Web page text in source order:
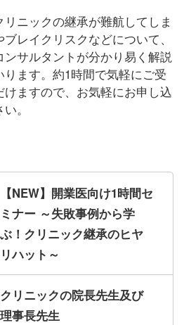
ニックの継承が難航してしま
ブレイクリスクなどについて、
ンサルタントが分かり易く解説
ります。約1時間で気軽にご受
けますので、お気軽にお申し込
。
【NEW】開業医向け1時間セ
ミナー ～失敗事例から学
ぶ！クリニック継承のヒヤ
リハット～
クリニックの院長先生及び
理事長先生